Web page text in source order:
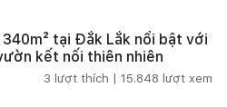
340m² tại Đắk Lắk nổi bật với
kết nối thiên nhiên
3 lượt thích | 15.848 lượt xem